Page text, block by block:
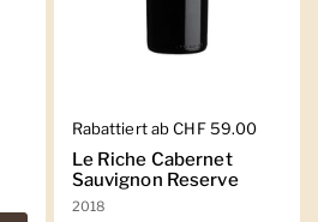
Regulärer Preis
Rabattiert ab CHF 59.00
Le Riche Cabernet
Sauvignon Reserve
2018